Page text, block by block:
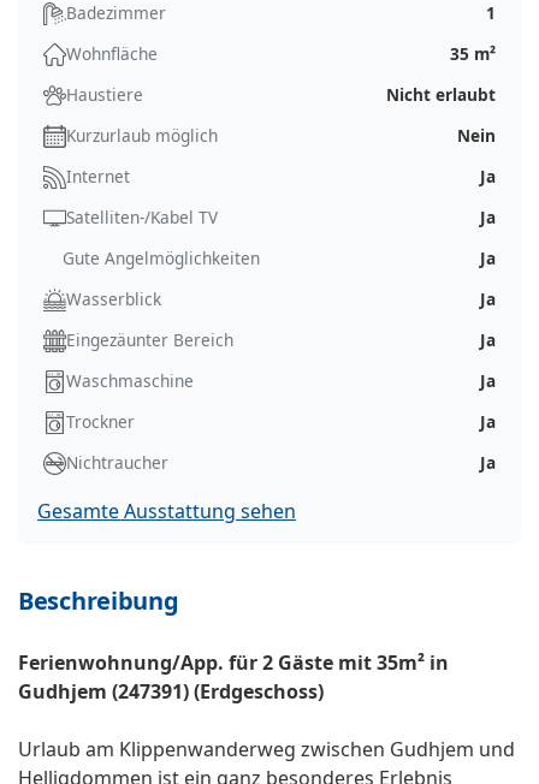
Badezimmer
1
Wohnfläche
35 m²
Haustiere
Nicht erlaubt
Kurzurlaub möglich
Nein
Internet
Ja
Satelliten-/Kabel TV
Ja
Gute Angelmöglichkeiten
Ja
Wasserblick
Ja
Eingezäunter Bereich
Ja
Waschmaschine
Ja
Trockner
Ja
Nichtraucher
Ja
Gesamte Ausstattung sehen
Beschreibung
Ferienwohnung/App. für 2 Gäste mit 35m² in
Gudhjem (247391) (Erdgeschoss)
Urlaub am Klippenwanderweg zwischen Gudhjem und
Helligdommen ist ein ganz besonderes Erlebnis